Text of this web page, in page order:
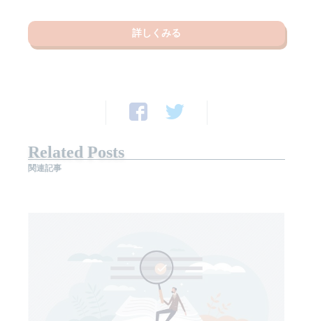
詳しくみる
Related Posts
関連記事